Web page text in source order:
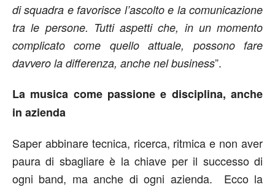
di squadra e favorisce l’ascolto e la comunicazione
tra le persone. Tutti aspetti che, in un momento
complicato come quello attuale, possono fare
davvero la differenza, anche nel business”.
La musica come passione e disciplina, anche
in azienda
Saper abbinare tecnica, ricerca, ritmica e non aver
paura di sbagliare è la chiave per il successo di
ogni band, ma anche di ogni azienda. Ecco la